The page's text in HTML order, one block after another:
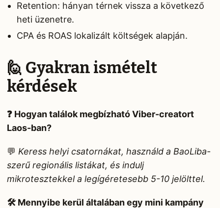
Retention: hányan térnek vissza a következő
heti üzenetre.
CPA és ROAS lokalizált költségek alapján.
🙋 Gyakran ismételt
kérdések
❓ Hogyan találok megbízható Viber-creatort
Laos-ban?
💬 Keress helyi csatornákat, használd a BaoLiba-
szerű regionális listákat, és indulj
mikrotesztekkel a legígéretesebb 5-10 jelölttel.
🛠️ Mennyibe kerül általában egy mini kampány